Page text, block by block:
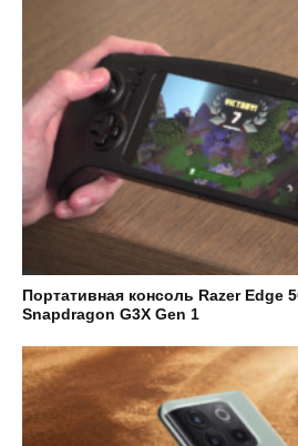
Портативная консоль Razer Edge
Snapdragon G3X Gen 1